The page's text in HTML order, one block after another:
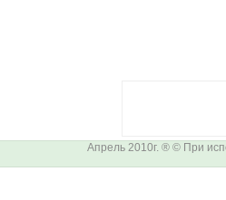
Апрель 2010г. ® © При